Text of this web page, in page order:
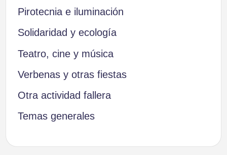
Pirotecnia e iluminación
Solidaridad y ecología
Teatro, cine y música
Verbenas y otras fiestas
Otra actividad fallera
Temas generales